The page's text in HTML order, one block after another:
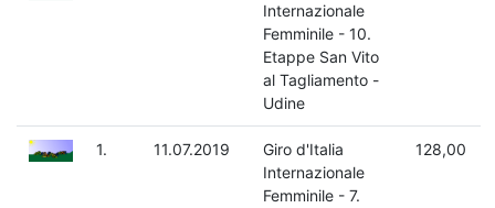
Internazionale
Femminile - 10.
Etappe San Vito
al Tagliamento -
Udine
1. 11.07.2019
Giro d'Italia
Internazionale
Femminile - 7.
128,00